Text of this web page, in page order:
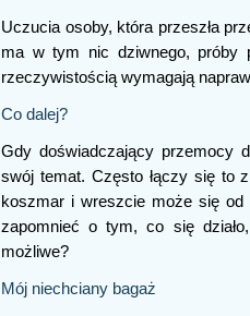
Uczucia osoby, która przeszła
ma w tym nic dziwnego, próby
rzeczywistością wymagają
Co dalej?
Gdy doświadczający przemocy
swój temat. Często łączy się to
koszmar i wreszcie może się
zapomnieć o tym, co się
możliwe?
Mój niechciany bagaż